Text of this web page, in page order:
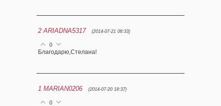
2 ARIADNA5317 (2014-07-21 08:33)
0
Благодарю,Стелана!
1 MARIAN0206 (2014-07-20 18:37)
0